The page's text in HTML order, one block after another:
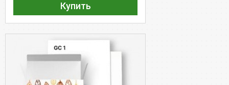
Купить